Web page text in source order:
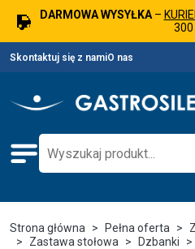
DARMOWA WYSYŁKA–
300
Skontaktuj się z namiO nas
Strona główna Pełna oferta
Zastawa stołowa
Dzbanki